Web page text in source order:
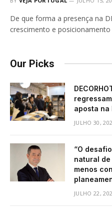
De que forma a presença na
crescimento e
Our Picks
aposta na
JULHO 30,
“O
natural
menos
JULHO 22,